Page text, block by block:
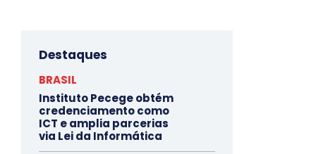
Destaques
BRASIL
Instituto Pecege obtém
credenciamento como
ICT e amplia parcerias
via Lei da Informática